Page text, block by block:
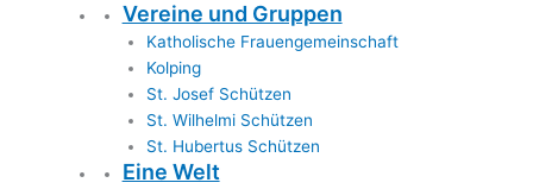
Vereine und Gruppen
Katholische Frauengemeinschaft
Kolping
St. Josef Schützen
St. Wilhelmi Schützen
St. Hubertus Schützen
Eine Welt